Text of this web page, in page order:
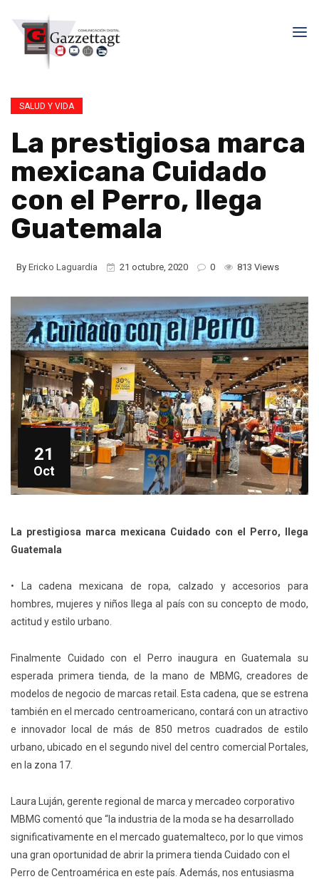
SALUD Y VIDA
La prestigiosa marca
mexicana Cuidado
con el Perro, llega
Guatemala
By Ericko Laguardia 21 octubre, 2020 0 813 Views
21
Oct
La prestigiosa marca mexicana Cuidado con el Perro, llega
Guatemala
• La cadena mexicana de ropa, calzado y accesorios para
hombres, mujeres y niños llega al país con su concepto de modo,
actitud y estilo urbano.
Finalmente Cuidado con el Perro inaugura en Guatemala su
esperada primera tienda, de la mano de MBMG, creadores de
modelos de negocio de marcas retail. Esta cadena, que se estrena
también en el mercado centroamericano, contará con un atractivo
e innovador local de más de 850 metros cuadrados de estilo
urbano, ubicado en el segundo nivel del centro comercial Portales,
en la zona 17.
Laura Luján, gerente regional de marca y mercadeo corporativo
MBMG comentó que “la industria de la moda se ha desarrollado
significativamente en el mercado guatemalteco, por lo que vimos
una gran oportunidad de abrir la primera tienda Cuidado con el
Perro de Centroamérica en este país. Además, nos entusiasma